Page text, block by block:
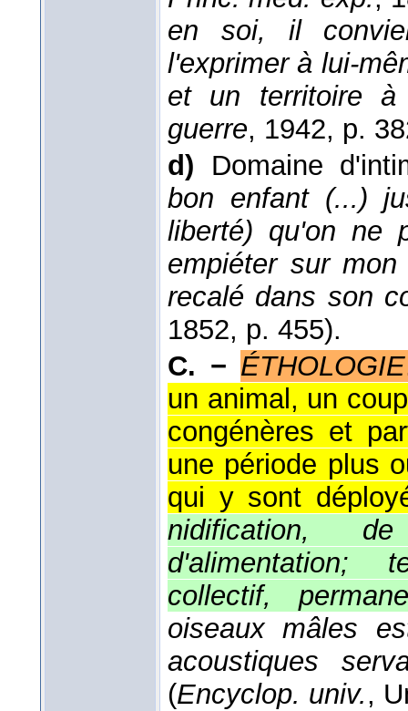
en soi, il
l'exprimer à lui-
et un territoire à
guerre, 1942, p.
d) Domaine
bon enfant (...)
liberté) qu'on ne
empiéter sur
recalé dans son
1852, p. 455).
C. − ÉTHOLOGIE
un animal, un
congénères et
une période plus
qui y sont
nidification,
d'alimentation;
collectif,
oiseaux mâles
acoustiques
(Encyclop. univ.,